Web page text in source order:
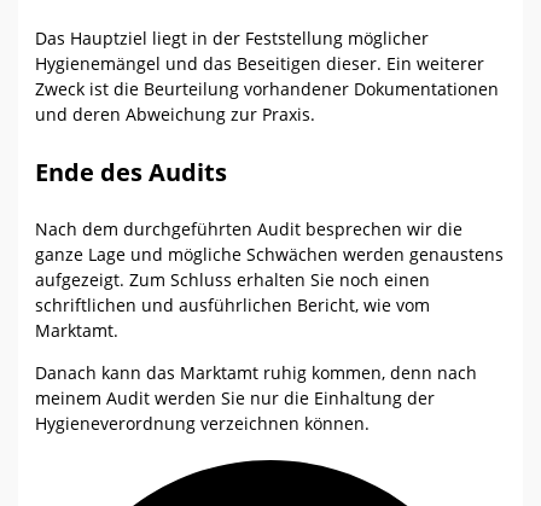
Das Hauptziel liegt in der Feststellung möglicher
Hygienemängel und das Beseitigen dieser. Ein weiterer
Zweck ist die Beurteilung vorhandener Dokumentationen
und deren Abweichung zur Praxis.
Ende des Audits
Nach dem durchgeführten Audit besprechen wir die
ganze Lage und mögliche Schwächen werden genaustens
aufgezeigt. Zum Schluss erhalten Sie noch einen
schriftlichen und ausführlichen Bericht, wie vom
Marktamt.
Danach kann das Marktamt ruhig kommen, denn nach
meinem Audit werden Sie nur die Einhaltung der
Hygieneverordnung verzeichnen können.